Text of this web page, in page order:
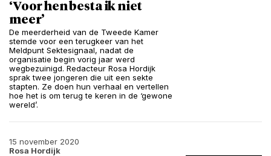
‘Voor hen besta ik niet
meer’
De meerderheid van de Tweede Kamer
stemde voor een terugkeer van het
Meldpunt Sektesignaal, nadat de
organisatie begin vorig jaar werd
wegbezuinigd. Redacteur Rosa Hordijk
sprak twee jongeren die uit een sekte
stapten. Ze doen hun verhaal en vertellen
hoe het is om terug te keren in de ‘gewone
wereld’.
15 november 2020
Rosa Hordijk